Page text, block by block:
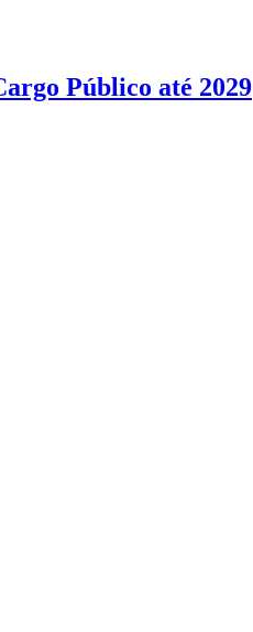
Público até 2029